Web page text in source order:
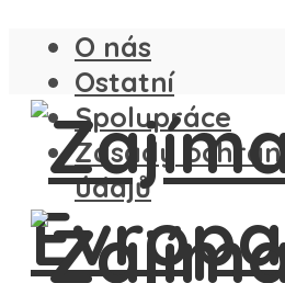
O nás
Ostatní
Spolupráce
Zásady
údajů